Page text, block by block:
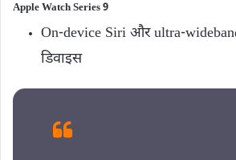
Apple Watch Series 9
On-device Siri और ultra-
डिवाइस